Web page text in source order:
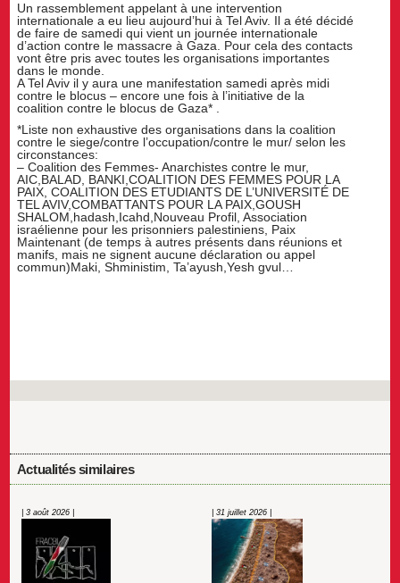
Un rassemblement appelant à une intervention
internationale a eu lieu aujourd’hui à Tel Aviv. Il a été décidé
de faire de samedi qui vient un journée internationale
d’action contre le massacre à Gaza. Pour cela des contacts
vont être pris avec toutes les organisations importantes
dans le monde.
A Tel Aviv il y aura une manifestation samedi après midi
contre le blocus – encore une fois à l’initiative de la
coalition contre le blocus de Gaza* .
*Liste non exhaustive des organisations dans la coalition
contre le siege/contre l’occupation/contre le mur/ selon les
circonstances:
– Coalition des Femmes- Anarchistes contre le mur,
AIC,BALAD, BANKI,COALITION DES FEMMES POUR LA
PAIX, COALITION DES ETUDIANTS DE L’UNIVERSITÉ DE
TEL AVIV,COMBATTANTS POUR LA PAIX,GOUSH
SHALOM,hadash,Icahd,Nouveau Profil, Association
israélienne pour les prisonniers palestiniens, Paix
Maintenant (de temps à autres présents dans réunions et
manifs, mais ne signent aucune déclaration ou appel
commun)Maki, Shministim, Ta’ayush,Yesh gvul…
Actualités similaires
| 3 août 2026 | | 31 juillet 2026 |